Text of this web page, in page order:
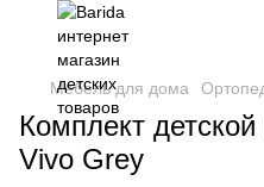
Мебель для дома
Комплект
Vivo Grey